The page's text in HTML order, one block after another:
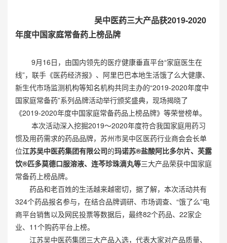
吴中医药三大产品获2019-2020
年度中国家庭常备药上榜品牌
9月16日，由国内领先的医疗健康垂直平台“家庭医生在
线”，联手《医药经济报》、阿里巴巴本地生活饿了么大健康、
新生代市场监测机构等知名机构共同主办的“2019-2020年度中
国家庭常备药”系列品牌活动举行颁奖盛典，现场揭晓了
《2019-2020年度中国家庭常备药品上榜品牌》等荣誉榜单。
本次活动深入挖掘2019～2020年度符合我国家庭用药习
惯及用药需求的药品品牌，苏州市吴中区医药行业商会会长单
位江苏吴中医药集团有限公司的玛诺苏®盐酸阿比多尔片、芙露
饮®匹多莫德口服溶液、连芩珍珠滴丸等三大产品荣获中国家庭
常备药上榜品牌。
药品和老百姓的生活越来越密切，据了解，本次活动共有
324个药品报名参与，在结合品牌调研、市场调查、“饿了么”电
商平台销售以及网民投票等数据后，最终82个药品、22家企
业、11个购药平台上榜。
江苏吴中医药集团三大产品入选，代表大家对产品质量、